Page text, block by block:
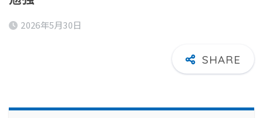
2026年5月30日